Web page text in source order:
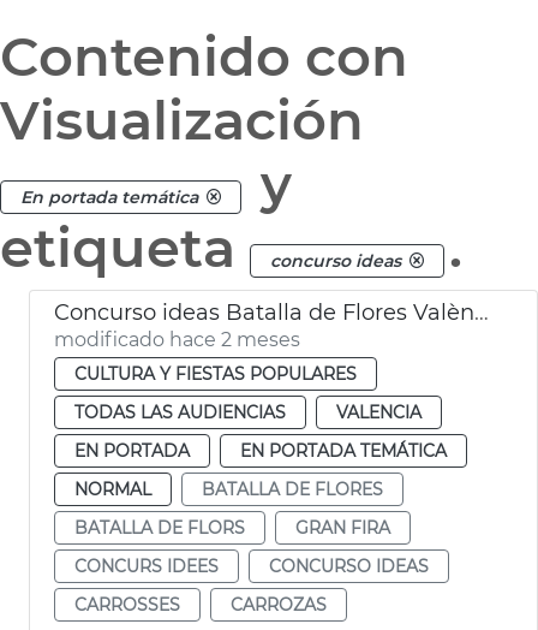
Contenido con
Visualización
En portada temática
y
etiqueta
concurso ideas .
Concurso ideas Batalla de Flores València
modificado hace 2 meses
CULTURA Y FIESTAS POPULARES
TODAS LAS AUDIENCIAS
VALENCIA
EN PORTADA
EN PORTADA TEMÁTICA
NORMAL
BATALLA DE FLORES
BATALLA DE FLORS
GRAN FIRA
CONCURS IDEES
CONCURSO IDEAS
CARROSSES
CARROZAS